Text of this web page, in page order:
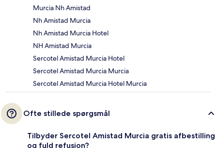
Murcia Nh Amistad
Nh Amistad Murcia
Nh Amistad Murcia Hotel
NH Amistad Murcia
Sercotel Amistad Murcia Hotel
Sercotel Amistad Murcia Murcia
Sercotel Amistad Murcia Hotel Murcia
Ofte stillede spørgsmål
Tilbyder Sercotel Amistad Murcia gratis afbestilling
og fuld refusion?